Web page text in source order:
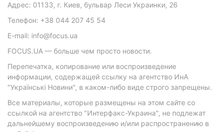
Адрес: 01133, г. Киев, бульвар Леси Украинки, 26
Телефон: +38 044 207 45 54
E-mail: info@focus.ua
FOCUS.UA — больше чем просто новости.
Перепечатка, копирование или воспроизведение
информации, содержащей ссылку на агентство ИнА
"Українські Новини", в каком-либо виде строго запрещены.
Все материалы, которые размещены на этом сайте со
ссылкой на агентство "Интерфакс-Украина", не подлежат
дальнейшему воспроизведению и/или распространению в